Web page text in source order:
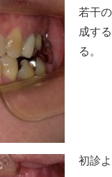
若干
成す
る。
初診